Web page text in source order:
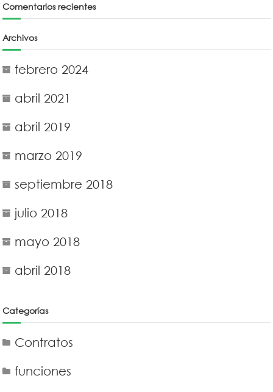
Comentarios recientes
Archivos
febrero 2024
abril 2021
abril 2019
marzo 2019
septiembre 2018
julio 2018
mayo 2018
abril 2018
Categorías
Contratos
funciones